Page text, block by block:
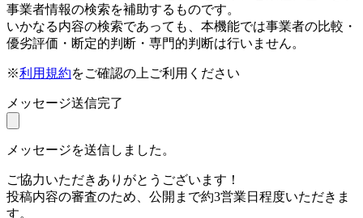
事業者情報の検索を補助するものです。
いかなる内容の検索であっても、本機能では事業者の比較・
優劣評価・断定的判断・専門的判断は行いません。
※利用規約をご確認の上ご利用ください
メッセージ送信完了
メッセージを送信しました。
ご協力いただきありがとうございます！
投稿内容の審査のため、公開まで約3営業日程度いただきま
す。